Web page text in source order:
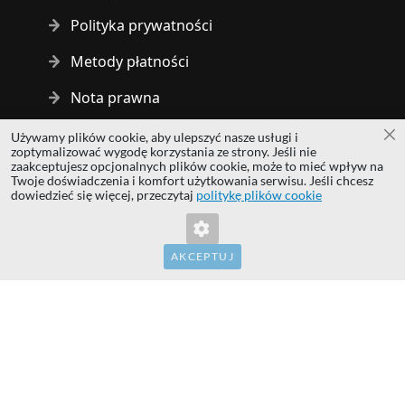
Polityka prywatności
Metody płatności
Nota prawna
Copyright © 2014 - 2026 MS Development | All rights reserved
| All logos and trademarks are properties of their respective
owners.
Używamy plików cookie, aby ulepszyć nasze usługi i
zoptymalizować wygodę korzystania ze strony. Jeśli nie
zaakceptujesz opcjonalnych plików cookie, może to mieć wpływ na
Twoje doświadczenia i komfort użytkowania serwisu. Jeśli chcesz
dowiedzieć się więcej, przeczytaj politykę plików cookie
AKCEPTUJ